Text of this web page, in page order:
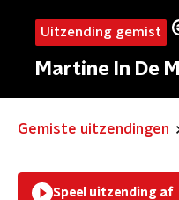
Uitzending gemist
Martine In De
Gemiste uitzendingen
Speel uitzending af